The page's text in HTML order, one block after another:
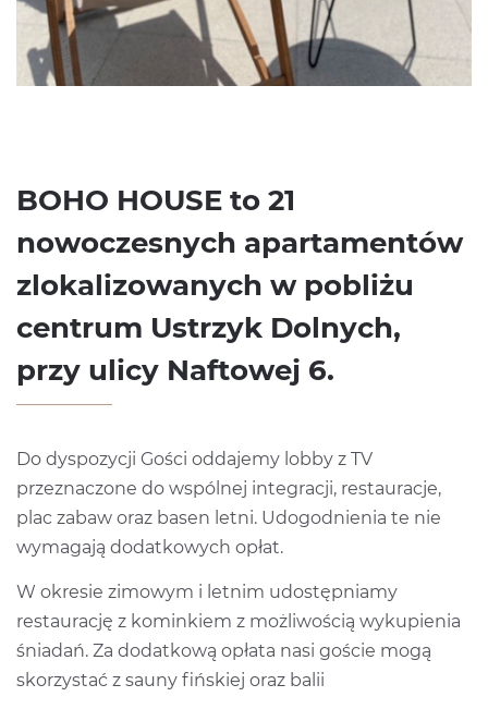
BOHO HOUSE to 21
nowoczesnych apartamentów
zlokalizowanych w pobliżu
centrum Ustrzyk Dolnych,
przy ulicy Naftowej 6.
Do dyspozycji Gości oddajemy lobby z TV
przeznaczone do wspólnej integracji, restauracje,
plac zabaw oraz basen letni. Udogodnienia te nie
wymagają dodatkowych opłat.
W okresie zimowym i letnim udostępniamy
restaurację z kominkiem z możliwością wykupienia
śniadań. Za dodatkową opłata nasi goście mogą
skorzystać z sauny fińskiej oraz balii